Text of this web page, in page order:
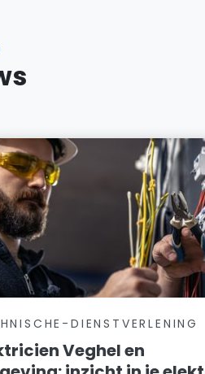
DIENSTVERLENING
Veghel en